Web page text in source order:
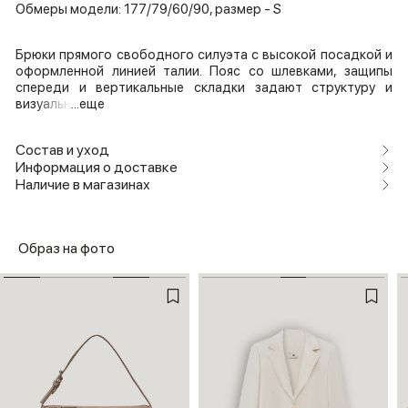
Обмеры модели: 177/79/60/90, размер - S
Брюки прямого свободного силуэта с высокой посадкой и
оформленной линией талии. Пояс со шлевками, защипы
спереди и вертикальные складки задают структуру и
визуальн ...еще
Состав и уход
Информация о доставке
Наличие в магазинах
Образ на фото